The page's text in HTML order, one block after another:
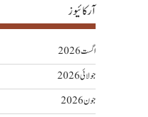
آرکائیوز
اگست 2026
جولائی 2026
جون 2026